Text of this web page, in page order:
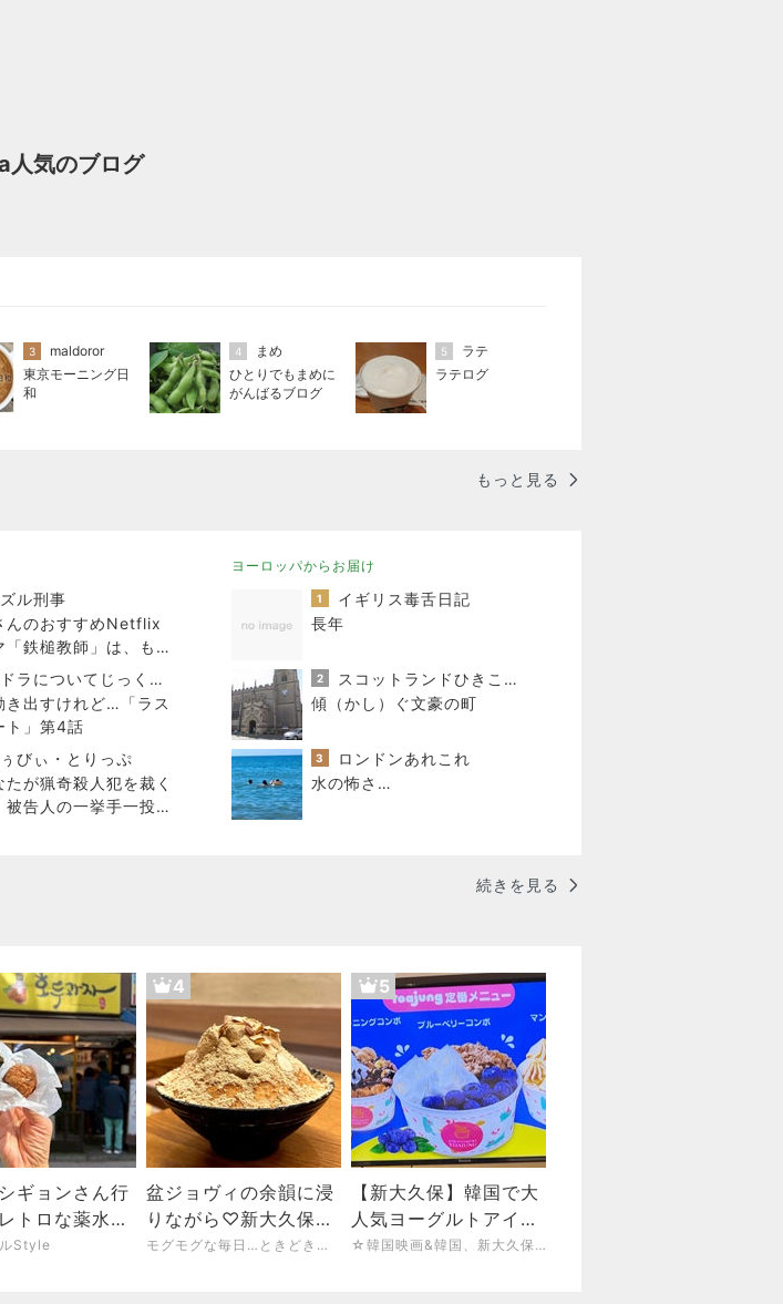
人気のブログ
3
maldoror
東京モーニング日
和
4
まめ
ひとりでもまめに
がんばるブログ
5
ラテ
ラテログ
もっと見る
ル刑事
んのおすすめNetflix
「鉄槌教師」は、もっ
いもっと見たい！なん
完？
連ドラについてじっくり語るブログ
き出すけれど…「ラス
ト」第4話
びぃ・とりっぷ
たが猟奇殺人犯を裁く
告人の一挙手一投足
ヨーロッパからお届け
1
イギリス毒舌日記
長年
2
スコットランドひきこもり日記
傾（かし）ぐ文豪の町
3
ロンドンあれこれ
水の怖さ…
続きを見る
ギョンさん行
トロな薬水オ
Style
4
盆ジョヴィの余韻に浸
りながら♡新大久保ソ
ルビンへ
モグモグな毎日…ときどきソウル
5
【新大久保】韓国で大
人気ヨーグルトアイ
ス！ヨアジョン！
☆韓国映画&韓国、新大久保好き！念願を叶えるHAPPYブログ☆